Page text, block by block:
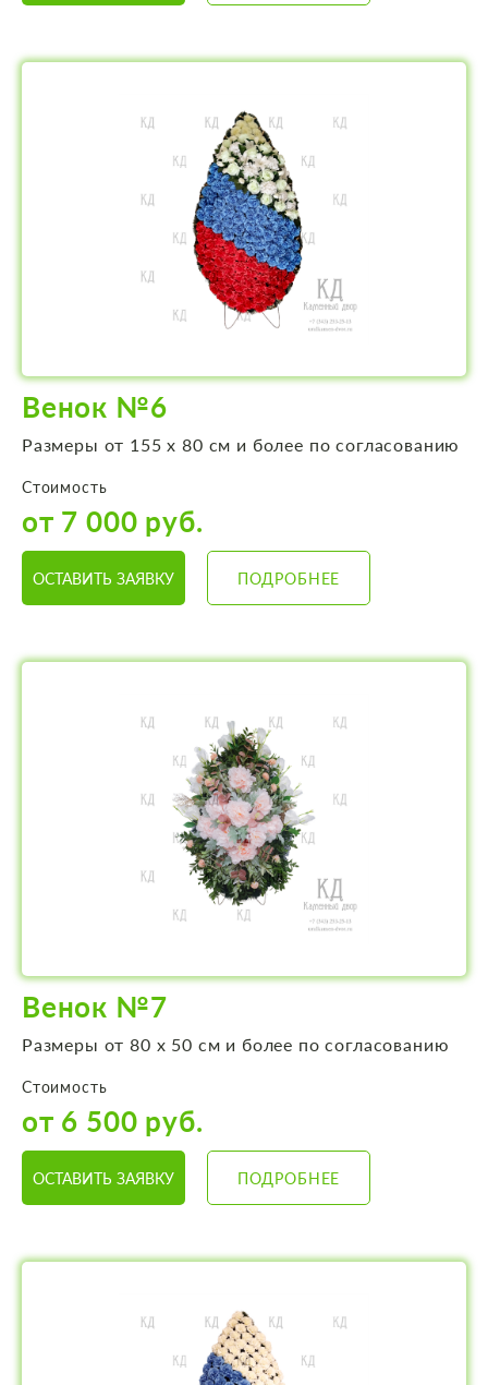
Венок №6
Размеры от 155 х 80 см и более по согласованию
Стоимость
от 7 000 руб.
ОСТАВИТЬ ЗАЯВКУ ПОДРОБНЕЕ
Венок №7
Размеры от 80 х 50 см и более по согласованию
Стоимость
от 6 500 руб.
ОСТАВИТЬ ЗАЯВКУ ПОДРОБНЕЕ